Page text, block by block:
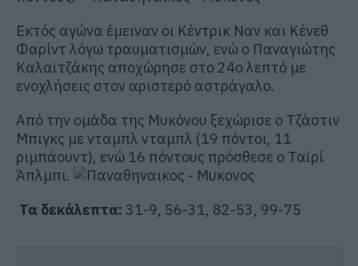
Εκτός αγώνα έμειναν οι Κέντρικ Ναν και Κένεθ
Φαρίντ λόγω τραυματισμών, ενώ ο Παναγιώτης
Καλαϊτζάκης αποχώρησε στο 24ο λεπτό με
ενοχλήσεις στον αριστερό αστράγαλο.
Από την ομάδα της Μυκόνου ξεχώρισε ο Τζάστιν
Μπιγκς με νταμπλ νταμπλ (19 πόντοι, 11
ριμπάουντ), ενώ 16 πόντους πρόσθεσε ο Ταϊρί
Άπλμπι.
Τα δεκάλεπτα: 31-9, 56-31, 82-53, 99-75